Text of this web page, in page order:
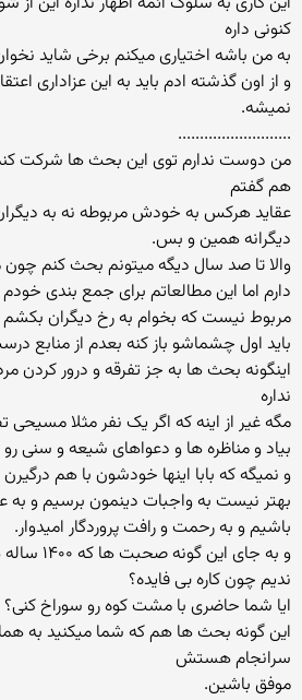
کنونی داره
به من باشه اختیاری میکنم برخی شاید
و از اون گذشته ادم باید به این عزاداری
نمیشه.
..........................
من دوست ندارم توی این بحث ها شرکت کنم
هم گفتم
عقاید هرکس به خودش مربوطه نه به
دیگرانه همین و بس.
والا تا صد سال دیگه میتونم بحث کنم چون
دارم اما این مطالعاتم برای جمع بندی
مربوط نیست که بخوام به رخ دیگران
باید اول چشماشو باز کنه بعدم از منابع
اینگونه بحث ها به جز تفرقه و درور کردن
نداره
مگه غیر از اینه که اگر یک نفر مثلا
بیاد و مناظره ها و دعواهای شیعه و سنی رو
و نمیگه که بابا اینها خودشون با هم درگیرن
بهتر نیست به واجبات دینمون برسیم و به
باشیم و به رحمت و رافت پروردگار امیدوار.
و به جای
ندیم چون کاره بی فایده؟
ایا شما حاضری با مشت کوه رو سوراخ کنی؟
این گونه بحث ها هم که شما میکنید به
سرانجام هستش
موفق باشین.